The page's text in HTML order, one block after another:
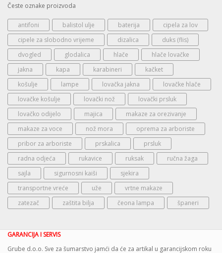
Česte oznake proizvoda
antifoni balistol ulje baterija
cipela za lov
cipele za slobodno vrijeme
dizalica
duks (flis)
dvogled
glodalica hlače
hlače lovačke
jakna
kapa karabineri
kačket
košulje
lampe lovačka jakna
lovačke hlače
lovačke košulje
lovački nož
lovački prsluk
lovačko odijelo
majica
makaze za orezivanje
makaze za voce
nož mora
oprema za arboriste
pribor za arboriste
prskalica
prsluk
radna odjeća
rukavice ruksak
ručna žaga
sajla
sigurnosni kaiši
sjekira
transportne vreće
uže
vrtne makaze
zatezač
zaštita bilja čeona lampa španeri
GARANCIJA I SERVIS
Grube d.o.o. Sve za šumarstvo jamći da će za artikal u garancijskom roku